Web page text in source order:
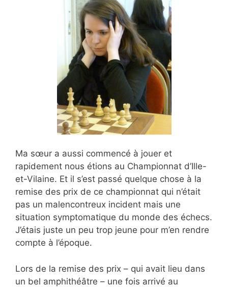
Ma sœur a aussi commencé à jouer et
rapidement nous étions au Championnat d’Ille-
et-Vilaine. Et il s’est passé quelque chose à la
remise des prix de ce championnat qui n’était
pas un malencontreux incident mais une
situation symptomatique du monde des échecs.
J’étais juste un peu trop jeune pour m’en rendre
compte à l’époque.
Lors de la remise des prix – qui avait lieu dans
un bel amphithéâtre – une fois arrivé au